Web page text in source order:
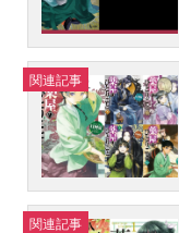
関連記事
関連記事